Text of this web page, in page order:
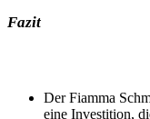
Fazit
Der Fiamma
eine Investition,